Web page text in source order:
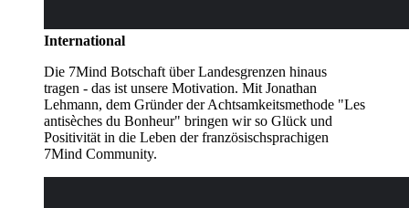
International
Die 7Mind Botschaft über Landesgrenzen hinaus
tragen - das ist unsere Motivation. Mit Jonathan
Lehmann, dem Gründer der Achtsamkeitsmethode "Les
antisèches du Bonheur" bringen wir so Glück und
Positivität in die Leben der französischsprachigen
7Mind Community.